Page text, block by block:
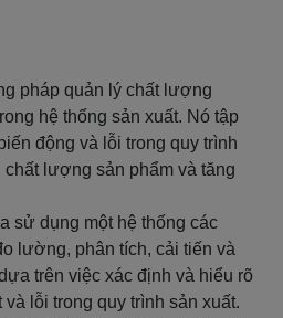
pháp quản lý chất lượng
hệ thống sản xuất. Nó tập
động và lỗi trong quy trình
lượng sản phẩm và tăng
sử dụng một hệ thống các
lường, phân tích, cải tiến và
trên việc xác định và hiểu rõ
lỗi trong quy trình sản xuất.